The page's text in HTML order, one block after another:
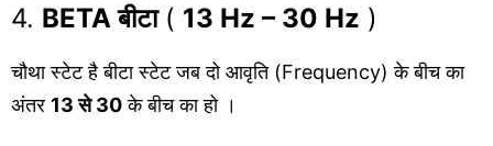
4. BETA बीटा( 13 Hz – 30 Hz )
चौथा स्टेट है बीटा स्टेट जब दो आवृति (Frequency) के बीच का
अंतर 13 से 30 के बीच का हो ।